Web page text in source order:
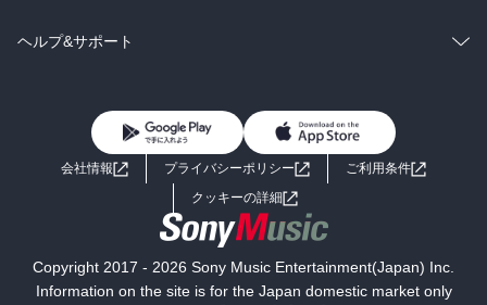
BL・TL
雑誌・グラビア
ラノベ
コミック
ライトノベル 男子向けラノベ
小説
海外小説
ミステリー SF
ヘルプ&サポート
よくあるご質問 お問い合わせ
会社情報 プライバシーポリシー
ご利用条件
クッキーの詳細
Copyright 2017 - 2026 Sony Music Entertainment(Japan) Inc.
Information on the site is for the Japan domestic market only